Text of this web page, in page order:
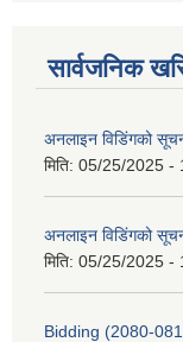
सार्वजनिक
अनलाइन विडि‌ं‍गको
मिति: 05/25/2025 -
अनलाइन विडि‌ं‍गको
मिति: 05/25/2025 -
Bidding (2080-081